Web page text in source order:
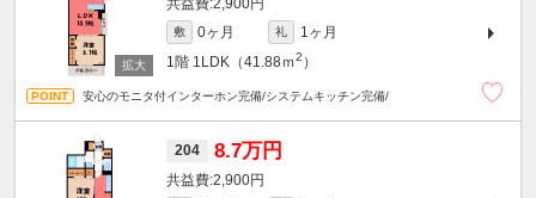
2,900円
敷 0ヶ月 礼
1ヶ月
1階 1LDK（41.88ｍ2 ）
安心のモニタ付インターホン完備/システムキッチン完備/
204 8.7万円
2,900円